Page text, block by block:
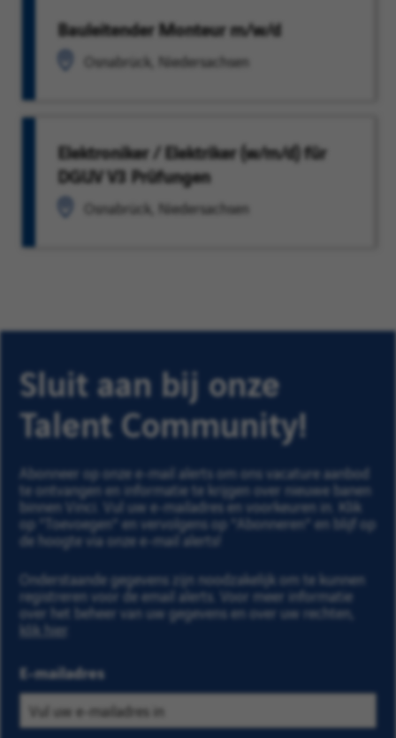
Bauleitender Monteur m/w/d
Osnabrück, Niedersachsen
Elektroniker / Elektriker (w/m/d) für
DGUV V3 Prüfungen
Osnabrück, Niedersachsen
Sluit aan bij onze
Talent Community!
Abonneer op onze e-mail alerts om ons vacature aanbod
te ontvangen en informatie te krijgen over nieuwe banen
binnen Vinci. Vul uw e-mailadres en voorkeuren in. Klik
op "Toevoegen" en vervolgens op "Abonneren" en blijf op
de hoogte via onze e-mail alerts!
Onderstaande gegevens zijn noodzakelijk om te kunnen
registreren voor de email alerts. Voor meer informatie
over het beheer van uw gegevens en over uw rechten,
klik hier
E-mailadres